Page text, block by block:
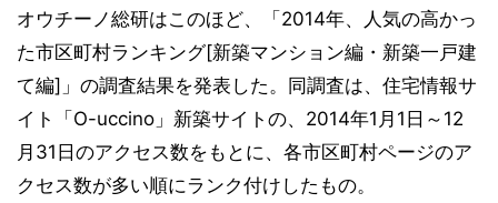
オウチーノ総研はこのほど、「2014年、人気の高かっ
た市区町村ランキング[新築マンション編・新築一戸建
て編]」の調査結果を発表した。同調査は、住宅情報サ
イト「O-uccino」新築サイトの、2014年1月1日～12
月31日のアクセス数をもとに、各市区町村ページのア
クセス数が多い順にランク付けしたもの。